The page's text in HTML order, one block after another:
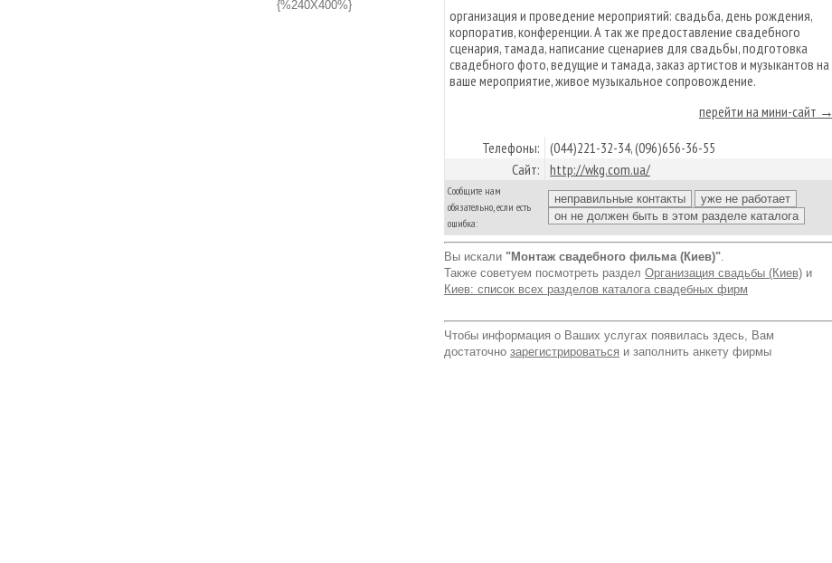
{%240X400%}
организация и проведение мероприятий: свадьба, день рождения,
корпоратив, конференции. А так же предоставление свадебного
сценария, тамада, написание сценариев для свадьбы, подготовка
свадебного фото, ведущие и тамада, заказ артистов и музыкантов на
ваше мероприятие, живое музыкальное сопровождение.
перейти на мини-сайт →
Телефоны: (044)221-32-34, (096)656-36-55
Сайт: http://wkg.com.ua/
Сообщите нам
обязательно, если есть
ошибка:
Вы искали "Монтаж свадебного фильма (Киев)".
Также советуем посмотреть раздел Организация свадьбы (Киев) и
Киев: список всех разделов каталога свадебных фирм
Чтобы информация о Ваших услугах появилась здесь, Вам
достаточно зарегистрироваться и заполнить анкету фирмы